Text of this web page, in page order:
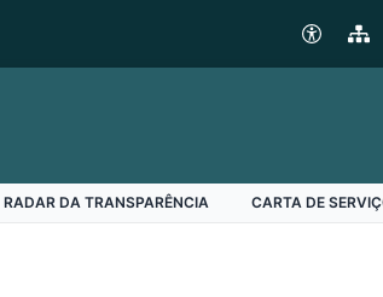
RADAR DA TRANSPARÊNCIA CARTA DE